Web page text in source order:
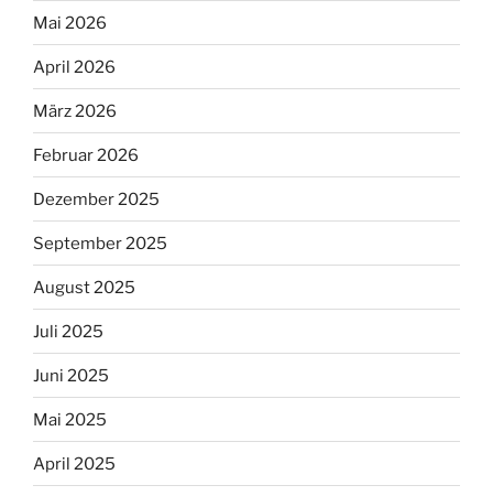
Mai 2026
April 2026
März 2026
Februar 2026
Dezember 2025
September 2025
August 2025
Juli 2025
Juni 2025
Mai 2025
April 2025